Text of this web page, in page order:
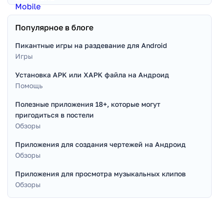
Популярное в блоге
Пикантные игры на раздевание для Android
Игры
Установка APK или XAPK файла на Андроид
Помощь
Полезные приложения 18+, которые могут
пригодиться в постели
Обзоры
Приложения для создания чертежей на Андроид
Обзоры
Приложения для просмотра музыкальных клипов
Обзоры